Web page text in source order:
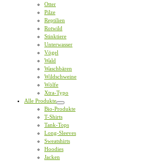
Otter
Pilze
Reptilien
Rotwild
Stinktiere
Unterwasser
Vögel
Wald
Waschbären
Wildschweine
Wölfe
Xtra-Typo
Alle Produkte
Bio-Produkte
T-Shirts
Tank-Tops
Long-Sleeves
Sweatshirts
Hoodies
Jacken